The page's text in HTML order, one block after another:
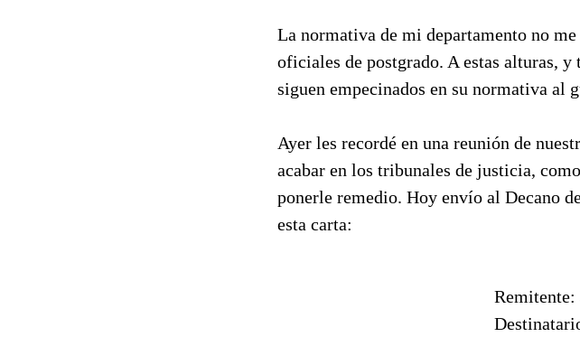
La normativa de mi departamento no
oficiales de postgrado. A estas alturas,
siguen empecinados en su normativa al
Ayer les recordé en una reunión de
acabar en los tribunales de justicia,
ponerle remedio. Hoy envío al Decano
esta carta:
Remitente: